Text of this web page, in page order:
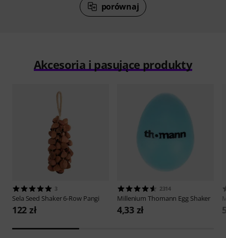
porównaj
Akcesoria i pasujące produkty
3
Sela Seed Shaker 6-Row Pangi
122 zł
2314
Millenium Thomann Egg Shaker
4,33 zł